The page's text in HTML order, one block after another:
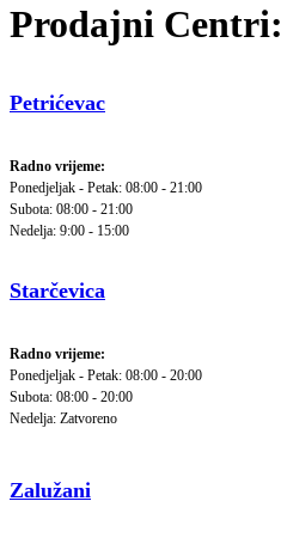
Prodajni Centri:
Petrićevac
Radno vrijeme:
Ponedjeljak - Petak: 08:00 - 21:00
Subota: 08:00 - 21:00
Nedelja: 9:00 - 15:00
Starčevica
Radno vrijeme:
Ponedjeljak - Petak: 08:00 - 20:00
Subota: 08:00 - 20:00
Nedelja: Zatvoreno
Zalužani